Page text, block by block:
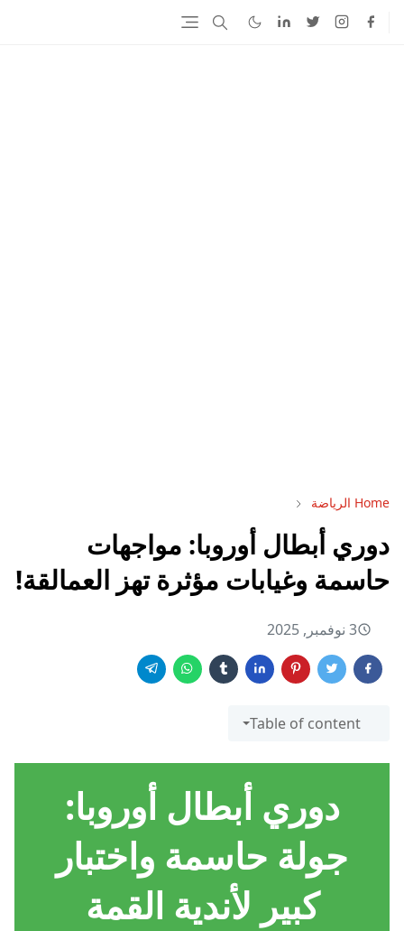
Home الرياضة
دوري أبطال أوروبا: مواجهات
حاسمة وغيابات مؤثرة تهز العمالقة!
3 نوفمبر, 2025
Table of content
دوري أبطال أوروبا:
جولة حاسمة واختبار
كبير لأندية القمة